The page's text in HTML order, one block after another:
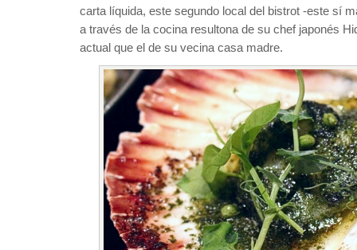
carta líquida, este segundo local del bistrot -este sí
a través de la cocina resultona de su chef japonés
actual que el de su vecina casa madre.